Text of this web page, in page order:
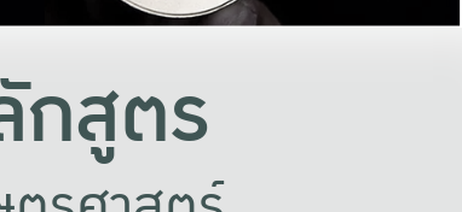
กสูตร